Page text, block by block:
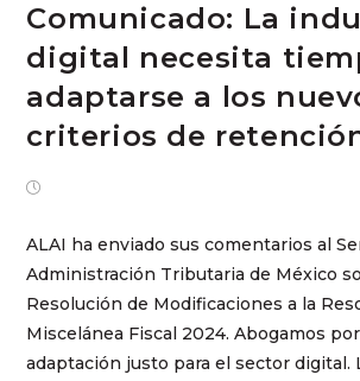
Comunicado: La
digital necesita
adaptarse a los
criterios de
ALAI ha enviado sus comentarios al
Administración Tributaria de México
Resolución de Modificaciones a la
Miscelánea Fiscal 2024. Abogamos
adaptación justo para el sector digital.